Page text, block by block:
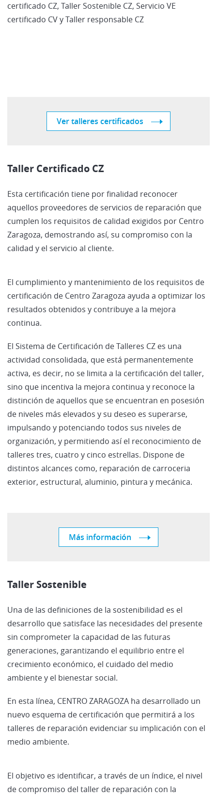
certificado CZ, Taller Sostenible CZ, Servicio VE
certificado CV y Taller responsable CZ
Ver talleres certificados
Taller Certificado CZ
Esta certificación tiene por finalidad reconocer
aquellos proveedores de servicios de reparación que
cumplen los requisitos de calidad exigidos por Centro
Zaragoza, demostrando así, su compromiso con la
calidad y el servicio al cliente.
El cumplimiento y mantenimiento de los requisitos de
certificación de Centro Zaragoza ayuda a optimizar los
resultados obtenidos y contribuye a la mejora
continua.
El Sistema de Certificación de Talleres CZ es una
actividad consolidada, que está permanentemente
activa, es decir, no se limita a la certificación del taller,
sino que incentiva la mejora continua y reconoce la
distinción de aquellos que se encuentran en posesión
de niveles más elevados y su deseo es superarse,
impulsando y potenciando todos sus niveles de
organización, y permitiendo así el reconocimiento de
talleres tres, cuatro y cinco estrellas. Dispone de
distintos alcances como, reparación de carroceria
exterior, estructural, aluminio, pintura y mecánica.
Más información
Taller Sostenible
Una de las definiciones de la sostenibilidad es el
desarrollo que satisface las necesidades del presente
sin comprometer la capacidad de las futuras
generaciones, garantizando el equilibrio entre el
crecimiento económico, el cuidado del medio
ambiente y el bienestar social.
En esta línea, CENTRO ZARAGOZA ha desarrollado un
nuevo esquema de certificación que permitirá a los
talleres de reparación evidenciar su implicación con el
medio ambiente.
El objetivo es identificar, a través de un índice, el nivel
de compromiso del taller de reparación con la